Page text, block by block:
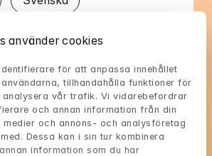
använder cookies
för att anpassa innehållet
tillhandahålla funktioner för
vår trafik. Vi vidarebefordrar
och annan information från din
medier och annons- och analysföretag
Dessa kan i sin tur kombinera
information som du har
tillgänglighet
passar dig, och reservera med
steg